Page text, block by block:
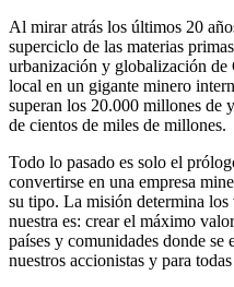
Al mirar atrás los últimos 20
superciclo de las materias
urbanización y globalización de
local en un gigante minero
superan los 20.000 millones de
de cientos de miles de millones.
Todo lo pasado es solo el
convertirse en una empresa
su tipo. La misión determina
nuestra es: crear el máximo
países y comunidades donde se
nuestros accionistas y para